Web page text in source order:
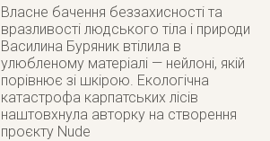
Власне бачення беззахисності та
вразливості людського тіла і природи
Василина Буряник втілила в
улюбленому матеріалі — нейлоні, якій
порівнює зі шкірою. Екологічна
катастрофа карпатських лісів
наштовхнула авторку на створення
проєкту Nude